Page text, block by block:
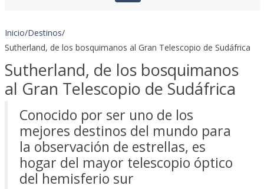
Inicio/Destinos/
Sutherland, de los bosquimanos al Gran Telescopio de Sudáfrica
Sutherland, de los bosquimanos
al Gran Telescopio de Sudáfrica
Conocido por ser uno de los
mejores destinos del mundo para
la observación de estrellas, es
hogar del mayor telescopio óptico
del hemisferio sur